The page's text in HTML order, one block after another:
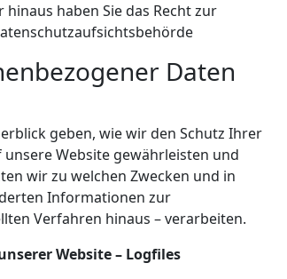
haben Sie das Recht zur
Daten
geben, wie wir den Schutz Ihrer
Website gewährleisten und
wir zu welchen Zwecken und in
Informationen zur
Verfahren hinaus – verarbeiten.
Website – Logfiles